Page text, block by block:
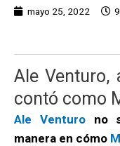
mayo 25, 2022
Ale Venturo,
contó como
Ale Venturono
manera en cómo